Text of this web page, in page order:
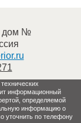
дом №
информационный
определяемой
информацию о
уточнить по телефону